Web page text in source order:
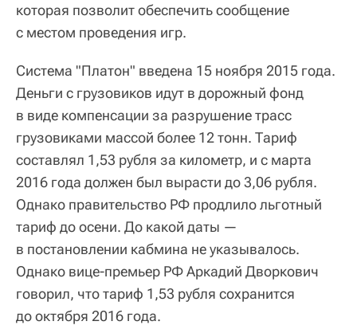
которая позволит обеспечить сообщение
с местом проведения игр.
Система "Платон" введена 15 ноября 2015 года.
Деньги c грузовиков идут в дорожный фонд
в виде компенсации за разрушение трасс
грузовиками массой более 12 тонн. Тариф
составлял 1,53 рубля за километр, и с марта
2016 года должен был вырасти до 3,06 рубля.
Однако правительство РФ продлило льготный
тариф до осени. До какой даты —
в постановлении кабмина не указывалось.
Однако вице-премьер РФ Аркадий Дворкович
говорил, что тариф 1,53 рубля сохранится
до октября 2016 года.